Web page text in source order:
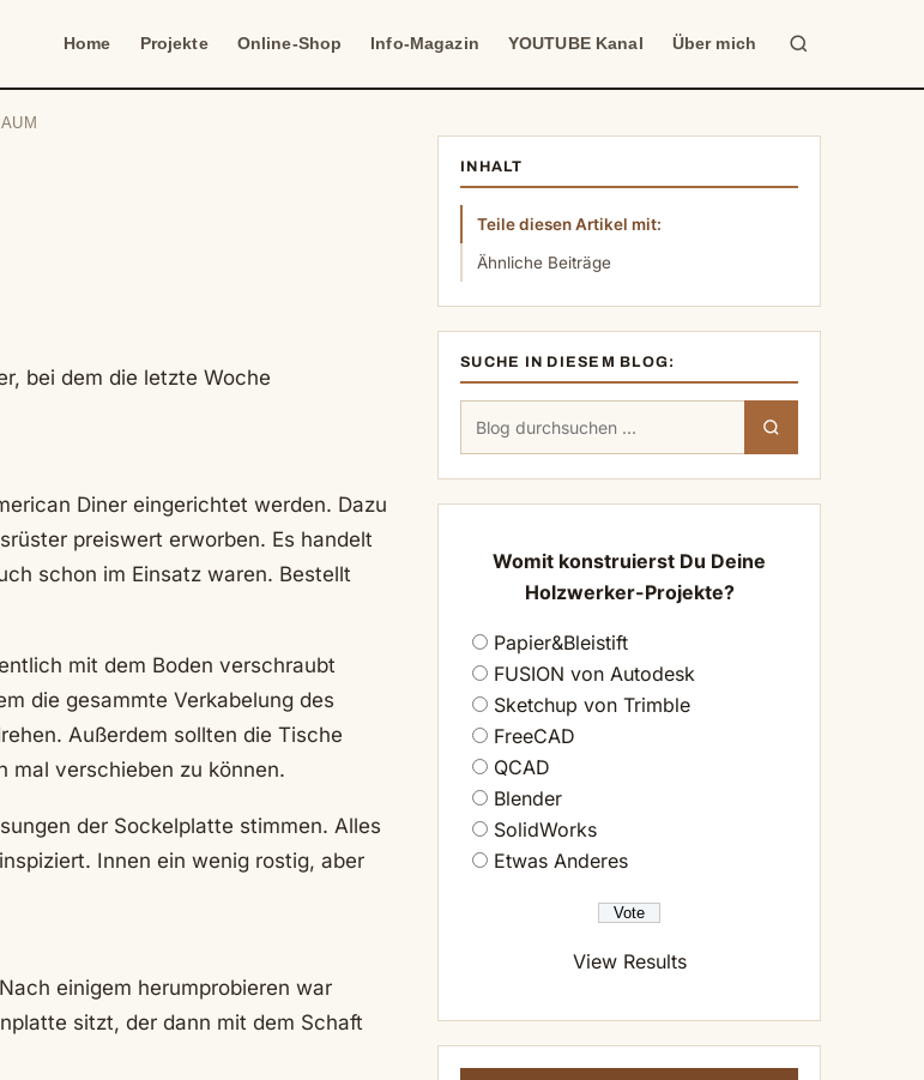
Home Projekte Online-Shop Info-Magazin YOUTUBE Kanal Über mich
Suche
bei dem die letzte Woche
Diner eingerichtet werden. Dazu
preiswert erworben. Es handelt
schon im Einsatz waren. Bestellt
mit dem Boden verschraubt
die gesammte Verkabelung des
Außerdem sollten die Tische
mal verschieben zu können.
der Sockelplatte stimmen. Alles
Innen ein wenig rostig, aber
einigem herumprobieren war
sitzt, der dann mit dem Schaft
INHALT
Teile diesen Artikel mit:
Ähnliche Beiträge
SUCHE IN DIESEM BLOG:
Suchen
Womit konstruierst Du Deine
Holzwerker-Projekte?
Papier&Bleistift
FUSION von Autodesk
Sketchup von Trimble
FreeCAD
QCAD
Blender
SolidWorks
Etwas Anderes
View Results